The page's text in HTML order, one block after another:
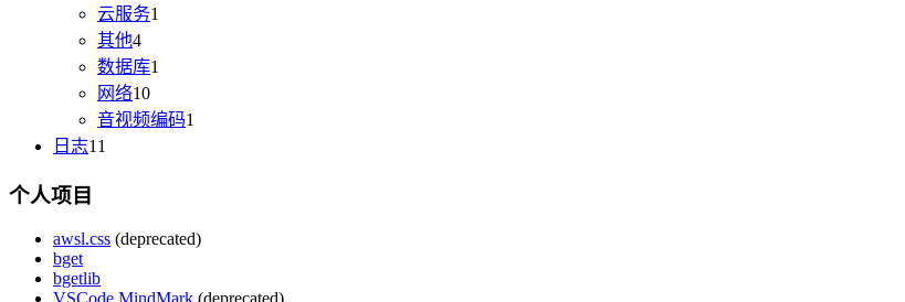
云服务1
其他4
数据库1
网络10
音视频编码1
日志11
个人项目
awsl.css (deprecated)
bget
bgetlib
VSCode MindMark (deprecated)